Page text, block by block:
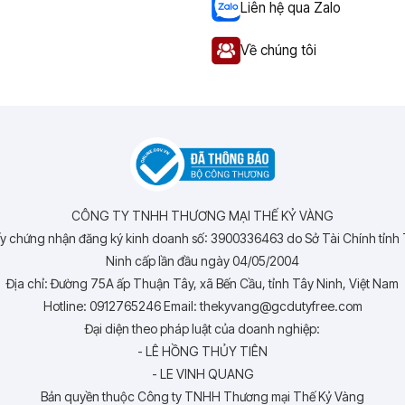
Liên hệ qua Zalo
Về chúng tôi
CÔNG TY TNHH THƯƠNG MẠI THẾ KỶ VÀNG
chứng nhận đăng ký kinh doanh số: 3900336463 do Sở Tài Chính tỉnh
Ninh cấp lần đầu ngày 04/05/2004
Địa chỉ: Đường 75A ấp Thuận Tây, xã Bến Cầu, tỉnh Tây Ninh, Việt Nam
Hotline: 0912765246 Email: thekyvang@gcdutyfree.com
Đại diện theo pháp luật của doanh nghiệp:
- LÊ HỒNG THỦY TIÊN
- LE VINH QUANG
Bản quyền thuộc Công ty TNHH Thương mại Thế Kỷ Vàng